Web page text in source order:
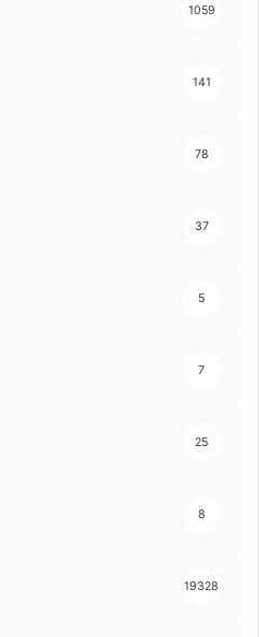
1059
141
78
37
5
7
25
8
19328